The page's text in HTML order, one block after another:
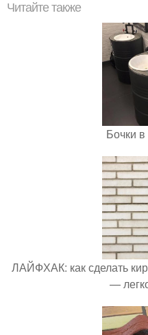
Читайте также
Бочки
ЛАЙФХАК: как сделать
—